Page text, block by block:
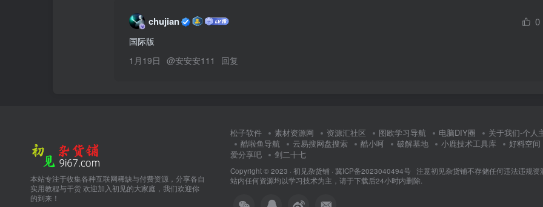
chujian 0
国际版
1月19日 @安安安111 回复
本站专注于收集各种互联网稀缺与付费资源，分享各自
实用教程与干货 欢迎加入初见的大家庭，我们欢迎你
的到来！
松子软件 素材资源网 资源汇社区 图欧学习导航 电脑DIY圈
关于我们-个人
酷啦鱼导航
云易搜网盘搜索 酷小呵 破解基地 小鹿技术工具库
好料空间
爱分享吧
剑二十七
Copyright © 2023 · 初见杂货铺 · 冀ICP备2023040494号 注意初见杂货铺不存储任何违法违规资
站内任何资源均以学习技术为主，请于下载后24小时内删除.